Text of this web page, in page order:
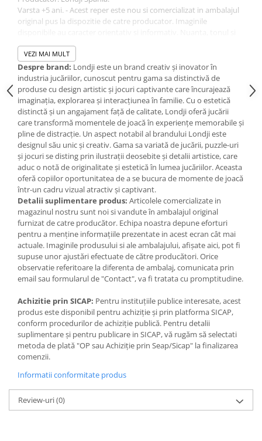
Jucarii senzoriale
Jucarii motrice pentru bebelusi
Saltele de activitati pentru bebe
Jucarii de sortat
Jucarii muzicale bebelusi
Puzzle bebelusi
Varsta +5 ani. - Acest reper este nou si comercializat in ambalajul
original pus la dispozitie de catre producator. Imaginile
intensitatea culorii din pozele produsului pot varia in functie de
ecranul de pe care se vizualizeaza magazinul online.
VEZI MAI MULT
Despre brand: Londji este un brand creativ și inovator în
industria jucăriilor, cunoscut pentru gama sa distinctivă de
produse cu design artistic și jocuri captivante care încurajează
imaginația, explorarea și interacțiunea în familie. Cu o estetică
distinctă și un angajament față de calitate, Londji oferă jucării
care transformă momentele de joacă în experiențe memorabile și
pline de distracție. Un aspect notabil al brandului Londji este
designul său unic și creativ. Gama sa variată de jucării, puzzle-uri
și jocuri se disting prin ilustrații deosebite și detalii artistice, care
aduc o notă de originalitate și estetică în lumea jucăriilor. Aceasta
oferă copiilor oportunitatea de a se bucura de momente de joacă
într-un cadru vizual atractiv și captivant.
Detalii suplimentare produs: Articolele comercializate in
magazinul nostru sunt noi si vandute în ambalajul original
furnizat de catre producător. Echipa noastra depune eforturi
pentru a menține informațiile prezentate in acest ecran cât mai
actuale. Imaginile produsului si ale ambalajului, afișate aici, pot fi
supuse unor ajustări efectuate de către producători. Orice
observatie referitoare la diferenta de ambalaj, comunicata prin
email sau formularul de "Contact", va fi tratata cu promptitudine.
Achizitie prin SICAP: Pentru instituțiile publice interesate, acest
produs este disponibil pentru achiziție și prin platforma SICAP,
conform procedurilor de achiziție publică. Pentru detalii
suplimentare și pentru publicare in SICAP, vă rugăm să selectati
metoda de plată "OP sau Achiziție prin Seap/Sicap" la finalizarea
comenzii.
Informatii conformitate produs
Review-uri(0)